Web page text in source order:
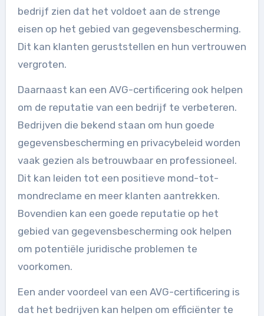
bedrijf zien dat het voldoet aan de strenge
eisen op het gebied van gegevensbescherming.
Dit kan klanten geruststellen en hun vertrouwen
vergroten.
Daarnaast kan een AVG-certificering ook helpen
om de reputatie van een bedrijf te verbeteren.
Bedrijven die bekend staan om hun goede
gegevensbescherming en privacybeleid worden
vaak gezien als betrouwbaar en professioneel.
Dit kan leiden tot een positieve mond-tot-
mondreclame en meer klanten aantrekken.
Bovendien kan een goede reputatie op het
gebied van gegevensbescherming ook helpen
om potentiële juridische problemen te
voorkomen.
Een ander voordeel van een AVG-certificering is
dat het bedrijven kan helpen om efficiënter te